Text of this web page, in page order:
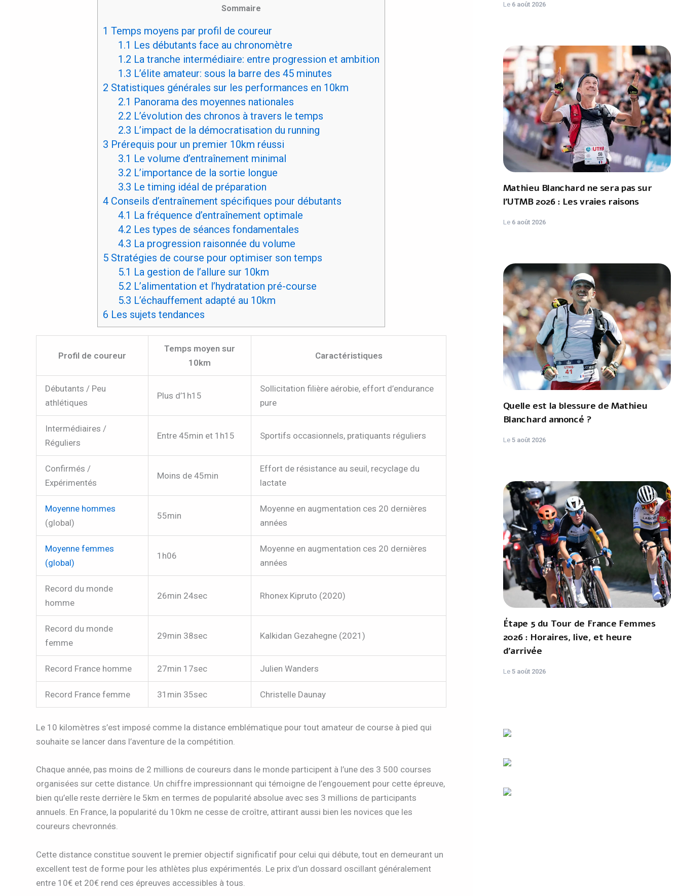
Sommaire
1 Temps moyens par profil de coureur
1.1 Les débutants face au chronomètre
1.2 La tranche intermédiaire: entre progression et ambition
1.3 L’élite amateur: sous la barre des 45 minutes
2 Statistiques générales sur les performances en 10km
2.1 Panorama des moyennes nationales
2.2 L’évolution des chronos à travers le temps
2.3 L’impact de la démocratisation du running
3 Prérequis pour un premier 10km réussi
3.1 Le volume d’entraînement minimal
3.2 L’importance de la sortie longue
3.3 Le timing idéal de préparation
4 Conseils d’entraînement spécifiques pour débutants
4.1 La fréquence d’entraînement optimale
4.2 Les types de séances fondamentales
4.3 La progression raisonnée du volume
5 Stratégies de course pour optimiser son temps
5.1 La gestion de l’allure sur 10km
5.2 L’alimentation et l’hydratation pré-course
5.3 L’échauffement adapté au 10km
6 Les sujets tendances
Profil de coureur
Temps moyen sur
10km
Caractéristiques
Débutants / Peu
athlétiques
Plus d’1h15
Sollicitation filière aérobie, effort d’endurance
pure
Intermédiaires /
Réguliers
Entre 45min et 1h15 Sportifs occasionnels, pratiquants réguliers
Confirmés /
Expérimentés
Moins de 45min
Effort de résistance au seuil, recyclage du
lactate
Moyenne hommes
(global)
55min
Moyenne en augmentation ces 20 dernières
années
Moyenne femmes
(global)
1h06
Moyenne en augmentation ces 20 dernières
années
Record du monde
homme
26min 24sec Rhonex Kipruto (2020)
Record du monde
femme
29min 38sec Kalkidan Gezahegne (2021)
Record France homme 27min 17sec Julien Wanders
Record France femme 31min 35sec Christelle Daunay
Le 10 kilomètres s’est imposé comme la distance emblématique pour tout amateur de course à pied qui
souhaite se lancer dans l’aventure de la compétition.
Chaque année, pas moins de 2 millions de coureurs dans le monde participent à l’une des 3 500 courses
organisées sur cette distance. Un chiffre impressionnant qui témoigne de l’engouement pour cette épreuve,
bien qu’elle reste derrière le 5km en termes de popularité absolue avec ses 3 millions de participants
annuels. En France, la popularité du 10km ne cesse de croître, attirant aussi bien les novices que les
coureurs chevronnés.
Cette distance constitue souvent le premier objectif significatif pour celui qui débute, tout en demeurant un
excellent test de forme pour les athlètes plus expérimentés. Le prix d’un dossard oscillant généralement
entre 10€ et 20€ rend ces épreuves accessibles à tous.
Le 6 août 2026
Mathieu Blanchard ne sera pas sur
l'UTMB 2026 : Les vraies raisons
Le 6 août 2026
Quelle est la blessure de Mathieu
Blanchard annoncé ?
Le 5 août 2026
Étape 5 du Tour de France Femmes
2026 : Horaires, live, et heure
d'arrivée
Le 5 août 2026